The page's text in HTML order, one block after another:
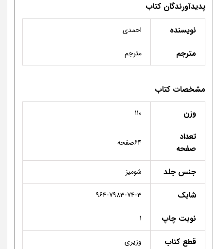
پدیدآورندگان کتاب
نویسنده
احمدی
مترجم مترجم
مشخصات کتاب
وزن
110
تعداد
صفحه
64صفحه
جنس جلد شومیز
شابک 964-7983-74-3
نوبت چاپ 1
قطع کتاب وزیری